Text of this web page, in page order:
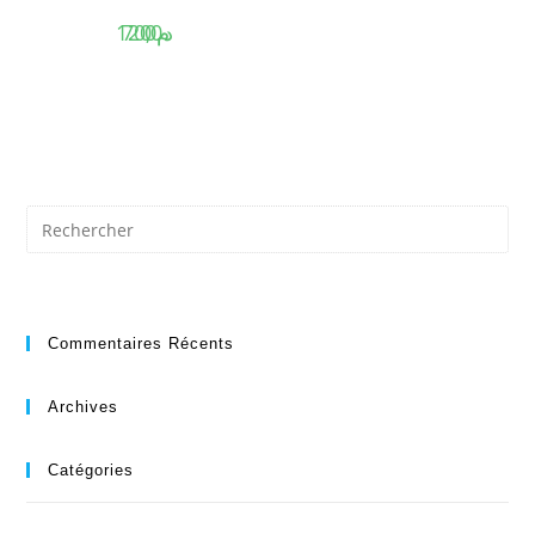
د.م.
17.200,00
Commentaires Récents
Archives
Catégories